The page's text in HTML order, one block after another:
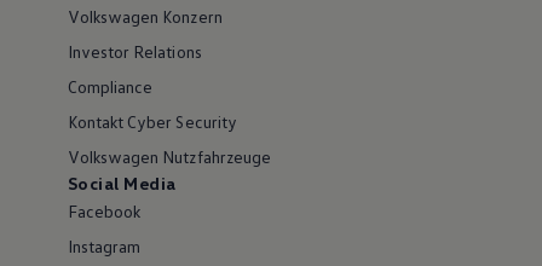
Volkswagen Konzern
Investor Relations
Compliance
Kontakt Cyber Security
Volkswagen Nutzfahrzeuge
Social Media
Facebook
Instagram